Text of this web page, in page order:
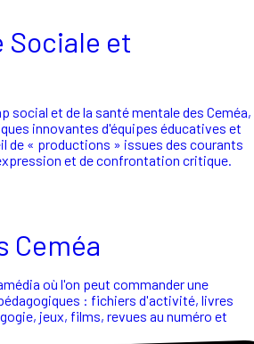
Sociale et
social et de la santé mentale des Ceméa,
innovantes d'équipes éducatives et
de « productions » issues des courants
et de confrontation critique.
Ceméa
où l'on peut commander une
: fichiers d'activité, livres
jeux, films, revues au numéro et